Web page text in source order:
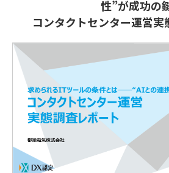
性”が成功の
コンタクトセンター運営実